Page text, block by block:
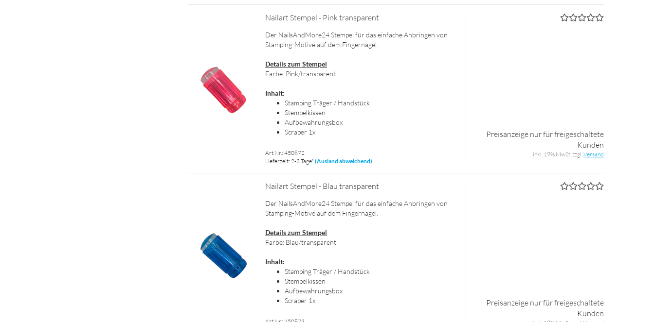
Nai­l­art Stem­pel - Pink trans­pa­rent
Der NailsAndMore24 Stem­pel für das ein­fa­che An­brin­gen von
Stamping-​Motive auf dem Fin­ger­na­gel.
De­tails zum Stem­pel
Farbe: Pink/trans­pa­rent
In­halt:
Stam­ping Trä­ger / Hand­stück
Stem­pel­kis­sen
Auf­be­wah­rungs­box
Scra­per 1x
Art.Nr.: 450872
Lieferzeit: 2-3 Tage* (Ausland abweichend)
Preisanzeige nur für freigeschaltete
Kunden
inkl. 19% MwSt. zzgl.Versand
Nai­l­art Stem­pel - Blau trans­pa­rent
Der NailsAndMore24 Stem­pel für das ein­fa­che An­brin­gen von
Stamping-​Motive auf dem Fin­ger­na­gel.
De­tails zum Stem­pel
Farbe: Blau/trans­pa­rent
In­halt:
Stam­ping Trä­ger / Hand­stück
Stem­pel­kis­sen
Auf­be­wah­rungs­box
Scra­per 1x
Preisanzeige nur für freigeschaltete
Kunden